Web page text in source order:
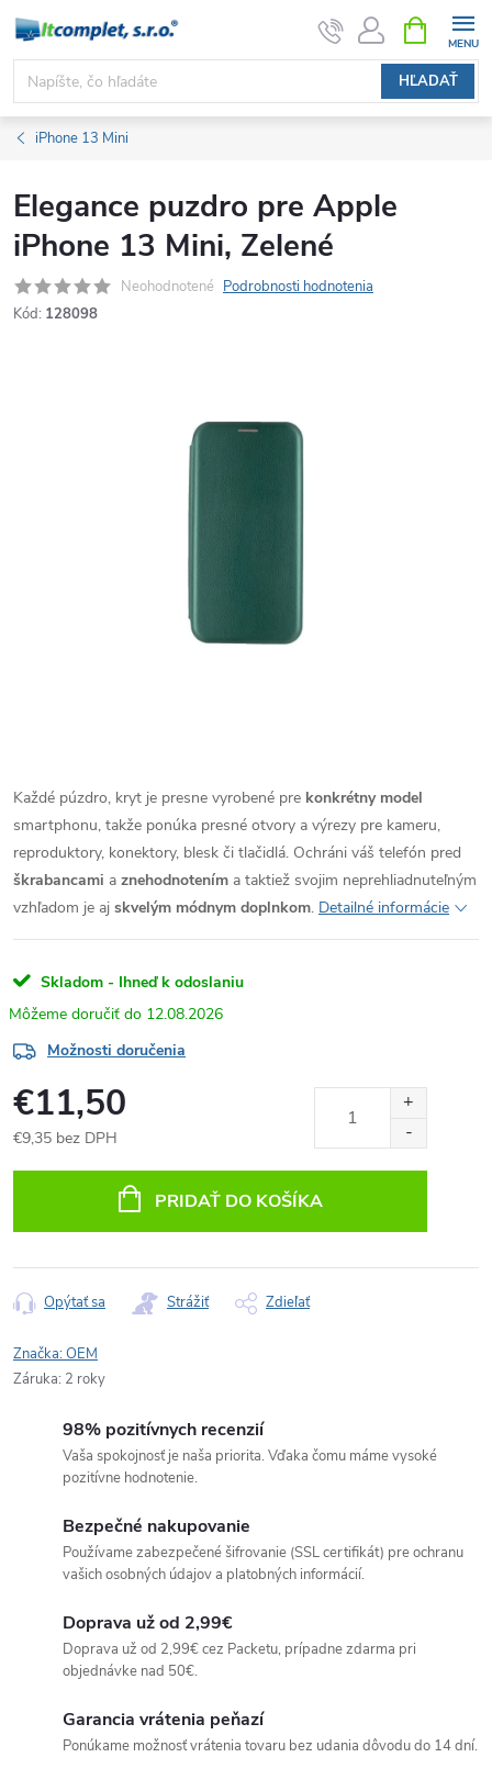
Prejsť
obsah
HĽADAŤ
KOŠÍK
iPhone 13 Mini
Elegance puzdro pre Apple
iPhone 13 Mini, Zelené
Neohodnotené Podrobnosti hodnotenia
Kód: 128098
Každé púzdro, kryt je presne vyrobené pre konkrétny model
smartphonu, takže ponúka presné otvory a výrezy pre kameru,
reproduktory, konektory, blesk či tlačidlá. Ochráni váš telefón pred
škrabancami a znehodnotením a taktiež svojim neprehliadnuteľným
vzhľadom je aj skvelým módnym doplnkom. Detailné informácie
Skladom - Ihneď k odoslaniu
12.08.2026
Možnosti doručenia
€11,50
€9,35 bez DPH
PRIDAŤ DO KOŠÍKA
Opýtať sa Strážiť Zdieľať
Značka:OEM
Záruka: 2 roky
98% pozitívnych recenzií
Vaša spokojnosť je naša priorita. Vďaka čomu máme vysoké
pozitívne hodnotenie.
Bezpečné nakupovanie
Používame zabezpečené šifrovanie (SSL certifikát) pre ochranu
vašich osobných údajov a platobných informácií.
Doprava už od 2,99€
Doprava už od 2,99€ cez Packetu, prípadne zdarma pri
objednávke nad 50€.
Garancia vrátenia peňazí
Ponúkame možnosť vrátenia tovaru bez udania dôvodu do 14 dní.